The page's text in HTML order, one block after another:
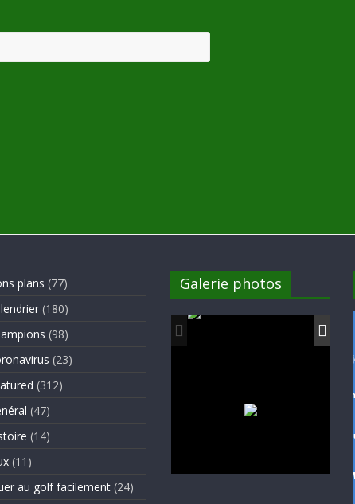
plans (77)
(180)
(98)
(23)
(312)
(47)
(14)
(11)
au golf facilement (24)
Galerie photos